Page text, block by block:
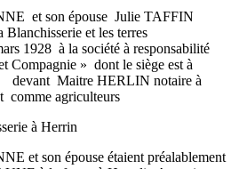
et son épouse Julie TAFFIN
et les terres
1928 à la société à responsabilité
Compagnie » dont le siège est à
devant Maitre HERLIN notaire à
comme agriculteurs
et son épouse étaient préalablement